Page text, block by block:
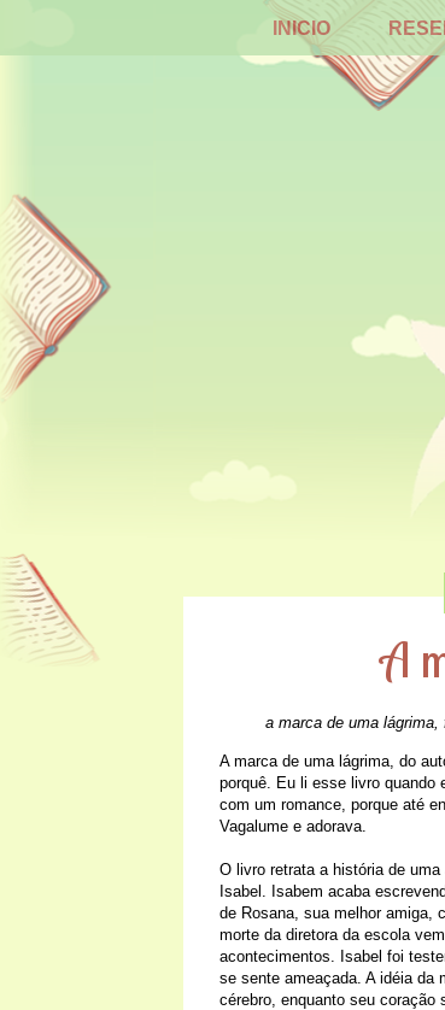
INICIO
A
a marca de uma lágrima,
A marca de uma lágrima, do
porquê. Eu li esse livro quando
com um romance, porque até
Vagalume e adorava.
O livro retrata a história de
Isabel. Isabem acaba
de Rosana, sua melhor amiga,
morte da diretora da escola
acontecimentos. Isabel foi
se sente ameaçada. A idéia da
cérebro, enquanto seu coração